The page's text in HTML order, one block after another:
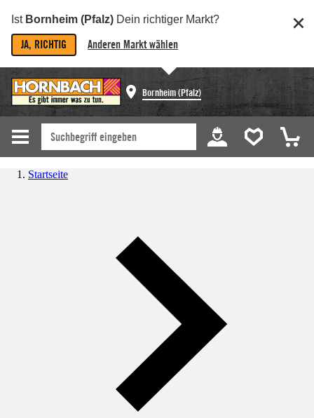
Ist Bornheim (Pfalz) Dein richtiger Markt?
JA, RICHTIG Anderen Markt wählen
Bornheim (Pfalz)
Startseite